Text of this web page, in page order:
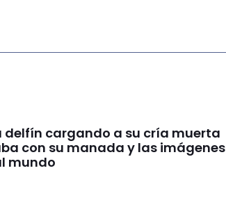
delfín cargando a su cría muerta
con su manada y las imágenes
mundo